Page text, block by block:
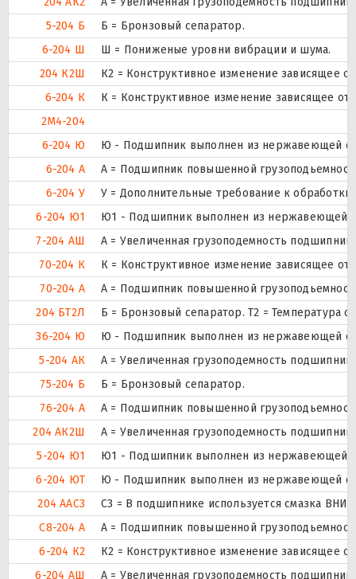
5-204 Б
Б = Бронзовый сепаратор.
6-204 Ш
Ш = Пониженые уровни вибрации и шума.
204 К2Ш
К2 = Конструктивное изменение зависящее
6-204 К
К = Конструктивное изменение зависящее от
2М4-204
6-204 Ю
Ю - Подшипник выполнен из нержавеющей
6-204 А
А = Подшипник повышенной
6-204 У
У = Дополнительные требование к
6-204 Ю1
Ю1 - Подшипник выполнен из нержавеющей
7-204 АШ
А = Увеличенная грузоподемность
70-204 К
К = Конструктивное изменение зависящее от
70-204 А
А = Подшипник повышенной
204 БТ2Л
Б = Бронзовый сепаратор. Т2 = Температура
36-204 Ю
Ю - Подшипник выполнен из нержавеющей
5-204 АК
А = Увеличенная грузоподемность
75-204 Б
Б = Бронзовый сепаратор.
76-204 А
А = Подшипник повышенной
204 АК2Ш
А = Увеличенная грузоподемность
5-204 Ю1
Ю1 - Подшипник выполнен из нержавеющей
6-204 ЮТ
Ю - Подшипник выполнен из нержавеющей
204 ААС3
С3 = В подшипнике используется смазка
С8-204 А
А = Подшипник повышенной
6-204 К2
К2 = Конструктивное изменение зависящее
6-204 АШ
А = Увеличенная грузоподемность